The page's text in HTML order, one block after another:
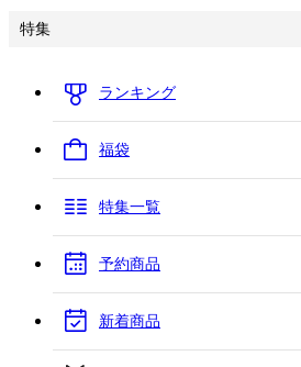
特集
ランキング
福袋
特集一覧
予約商品
新着商品